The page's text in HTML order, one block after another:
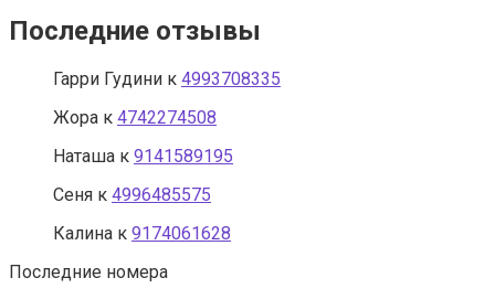
Последние отзывы
Гарри Гудини к 4993708335
Жора к 4742274508
Наташа к 9141589195
Сеня к 4996485575
Калина к 9174061628
Последние номера